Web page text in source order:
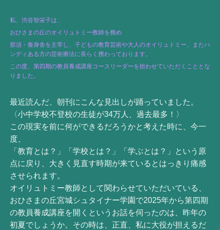
私、渋谷智栄子は、
おひさまの丘のオイリュトミー教師を務め
那須・奏身舎を主宰し、子どもの教育芸術や大人のオイリュトミー、またハ
ンディある方の芸術療法に長らく携わっております。
この度、第四期の教員養成講座コースリーダーを担わせていただくこととな
りました。
最近読んだ、朝刊にこんな見出しが踊っていました。
〈小中学校不登校の生徒が34万人、過去最多！〉
この現実を前に何ができるだろうかと考えた時に、今一
度、
「教育とは？」「学校とは？」「学ぶとは？」という原
点に戻り、大きく見直す時期が来ているとはっきり痛感
させられます。
オイリュトミー教師として関わらせていただいている、
おひさまの丘宮城シュタイナー学園で2025年から第四期
の教員養成講座を開くというお話を伺ったのは、昨年の
初夏でしょうか。その時は、正直、私に大役が担えるだ